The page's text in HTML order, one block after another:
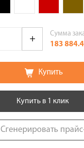
Сумма
183
Купить
Купить в 1 клик
Сгенерировать